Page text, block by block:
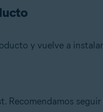
y vuelve a
Recomendamos